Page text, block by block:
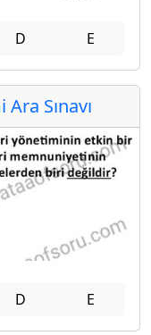
D E
Sınavı
D E